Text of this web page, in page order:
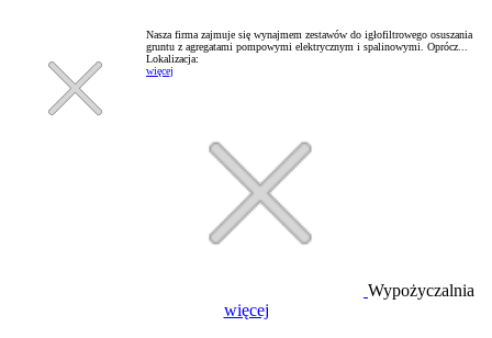
Nasza firma zajmuje się wynajmem zestawów do igłofiltrowego osuszania
gruntu z agregatami pompowymi elektrycznym i spalinowymi. Oprócz...
Lokalizacja:
więcej
Wypożyczalnia
więcej